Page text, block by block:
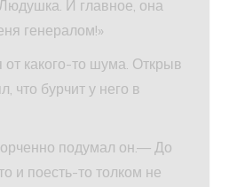
И главное, она
генералом!»
какого-то шума. Открыв
что бурчит у него в
подумал он.— До
и поесть-то толком не